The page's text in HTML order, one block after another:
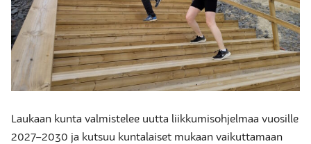
Laukaan kunta valmistelee uutta liikkumisohjelmaa vuosille
2027–2030 ja kutsuu kuntalaiset mukaan vaikuttamaan